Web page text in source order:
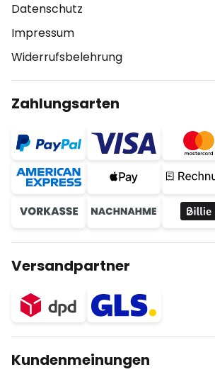
Datenschutz
Impressum
Widerrufsbelehrung
Zahlungsarten
Versandpartner
Kundenmeinungen